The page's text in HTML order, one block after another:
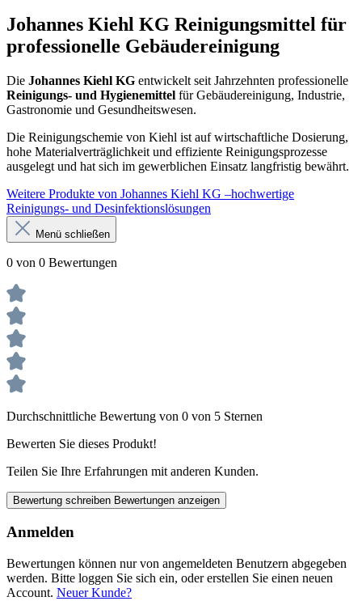
Johannes Kiehl KG Reinigungsmittel für
professionelle Gebäudereinigung
Die Johannes Kiehl KG entwickelt seit Jahrzehnten professionelle
Reinigungs- und Hygienemittel für Gebäudereinigung, Industrie,
Gastronomie und Gesundheitswesen.
Die Reinigungschemie von Kiehl ist auf wirtschaftliche Dosierung,
hohe Materialverträglichkeit und effiziente Reinigungsprozesse
ausgelegt und hat sich im gewerblichen Einsatz langfristig bewährt.
Weitere Produkte von Johannes Kiehl KG –hochwertige
Reinigungs- und Desinfektionslösungen
Menü schließen
0 von 0 Bewertungen
Durchschnittliche Bewertung von 0 von 5 Sternen
Bewerten Sie dieses Produkt!
Teilen Sie Ihre Erfahrungen mit anderen Kunden.
Bewertung schreiben Bewertungen anzeigen
Anmelden
Bewertungen können nur von angemeldeten Benutzern abgegeben
werden. Bitte loggen Sie sich ein, oder erstellen Sie einen neuen
Account. Neuer Kunde?